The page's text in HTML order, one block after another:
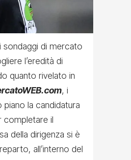
sondaggi di mercato
l’eredità di
quanto rivelato in
, i
la candidatura
completare il
della dirigenza si è
all’interno del